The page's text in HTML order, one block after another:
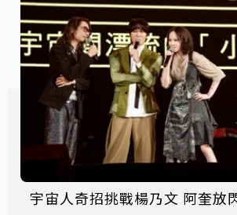
宇宙人奇招挑戰楊乃文 阿奎放